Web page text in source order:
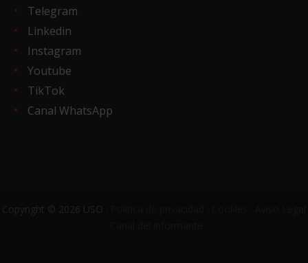
Telegram
Linkedin
Instagram
Youtube
TikTok
Canal WhatsApp
Copyright © 2026 USO ·